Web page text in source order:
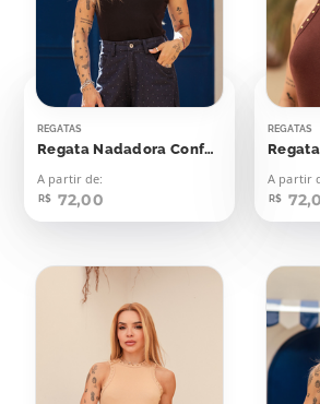
REGATAS
Regata Nadadora Confort Bolinhas Aplicação
A partir de:
R$ 72,00
REGATAS
A partir
R$